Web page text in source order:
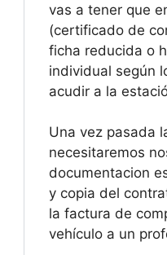
vas a tener que
(certificado de
ficha reducida o
individual según
acudir a la
Una vez pasada
necesitaremos
documentacion
y copia del
la factura de
vehículo a un